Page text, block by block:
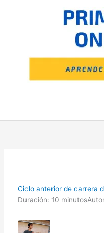
Ciclo anterior de carrera
Duración: 10 minutos